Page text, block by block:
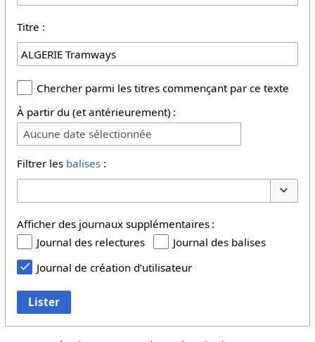
Titre :
Chercher parmi les titres commençant par ce texte
À partir du (et antérieurement) :
Aucune date sélectionnée
Filtrer les balises:
Afficher des journaux supplémentaires :
Journal des relectures
Journal des balises
Journal de création d’utilisateur
Lister